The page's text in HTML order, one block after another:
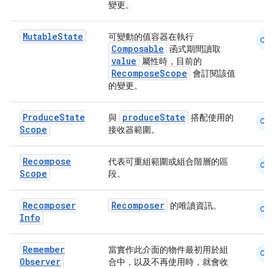
變更。
MutableState 可變動的值容器在執行
Composable 函式期間讀取
value 屬性時，目前的
RecomposeScope 會訂閱該值
的變更。
CM
ProduceState
Scope
與 produceState 搭配使用的
接收器範圍。
CM
Recompose
Scope
代表可重組範圍或組合階層的區
段。
CM
Recomposer
Info
Recomposer 的唯讀資訊。 CM
Remember
Observer
當實作此介面的物件最初用於組
合中，以及不再使用時，就會收
CM